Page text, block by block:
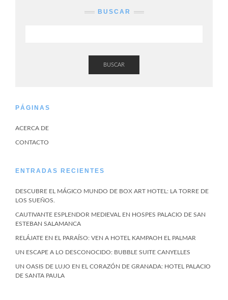
BUSCAR
BUSCAR
PÁGINAS
ACERCA DE
CONTACTO
ENTRADAS RECIENTES
DESCUBRE EL MÁGICO MUNDO DE BOX ART HOTEL: LA TORRE DE
LOS SUEÑOS.
CAUTIVANTE ESPLENDOR MEDIEVAL EN HOSPES PALACIO DE SAN
ESTEBAN SALAMANCA
RELÁJATE EN EL PARAÍSO: VEN A HOTEL KAMPAOH EL PALMAR
UN ESCAPE A LO DESCONOCIDO: BUBBLE SUITE CANYELLES
UN OASIS DE LUJO EN EL CORAZÓN DE GRANADA: HOTEL PALACIO
DE SANTA PAULA